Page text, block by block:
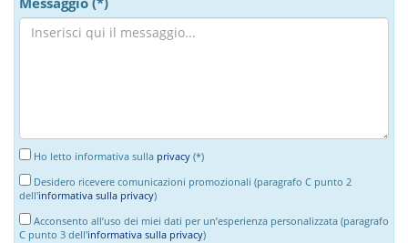
Ho letto informativa sulla privacy (*)
Desidero ricevere comunicazioni promozionali (paragrafo C punto 2
dell'informativa sulla privacy)
Acconsento all’uso dei miei dati per un’esperienza personalizzata (paragrafo
C punto 3 dell'informativa sulla privacy)